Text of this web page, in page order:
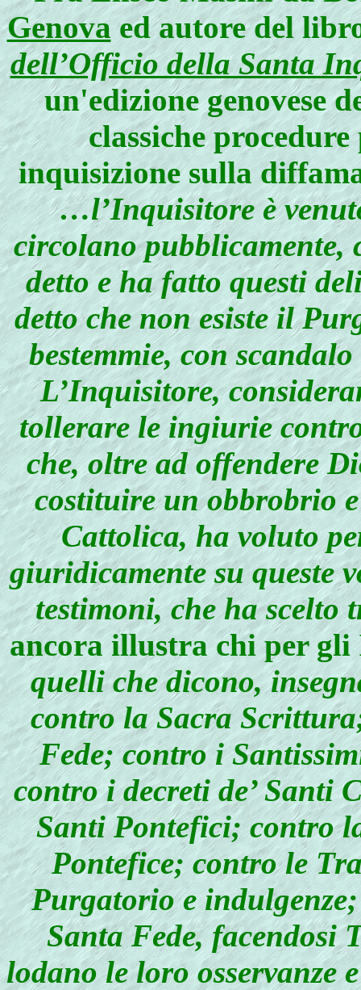
Genovaed autore del
dell’Officio della Santa
un'edizione genovese
classiche
inquisizione sulla
…l’Inquisitore è
circolano pubblicamente,
detto e ha fatto questi
detto che non esiste il
bestemmie, con
L’Inquisitore,
tollerare le ingiurie
che, oltre ad offendere
costituire un obbrobrio
Cattolica, ha voluto
giuridicamente su queste
testimoni, che ha
ancora illustra chi per
quelli che dicono,
contro la Sacra
Fede; contro i
contro i decreti de’ Santi
Santi Pontefici; contro
Pontefice; contro le
Purgatorio e
Santa Fede, facendosi
lodano le loro osservanze